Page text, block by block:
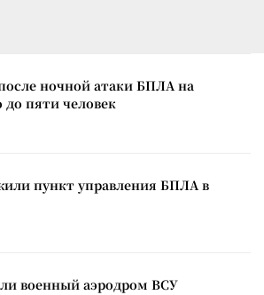
ночной атаки БПЛА на
до пяти человек
пункт управления БПЛА в
военный аэродром ВСУ